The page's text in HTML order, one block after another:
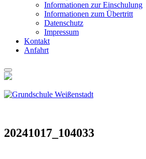
Infor­ma­tio­nen zur Ein­schu­lung
Infor­ma­tio­nen zum Über­tritt
Daten­schutz
Impres­sum
Kon­takt
Anfahrt
20241017_104033